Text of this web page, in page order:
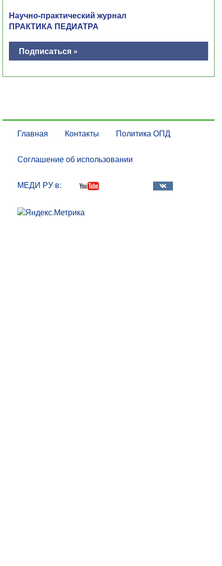
Научно-практический журнал
ПРАКТИКА ПЕДИАТРА
Подписаться »
Главная Контакты Политика ОПД
Соглашение об использовании
МЕДИ РУ в: